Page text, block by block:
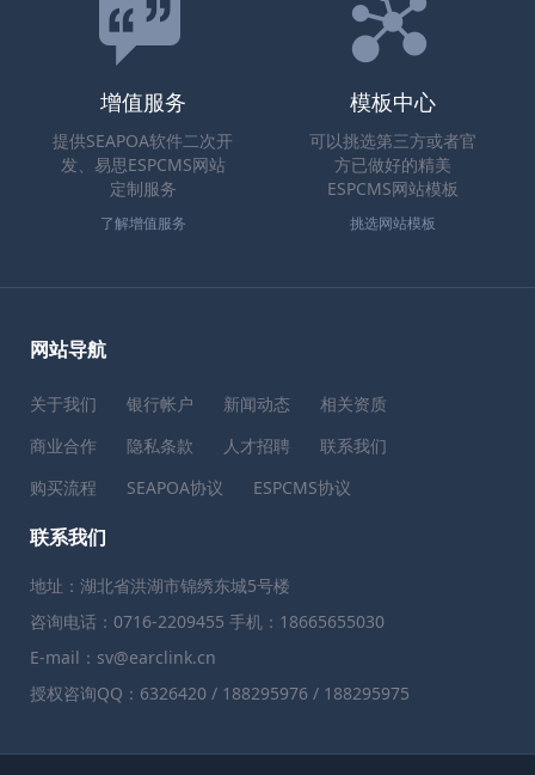
增值服务
提供SEAPOA软件二次开
发、易思ESPCMS网站
定制服务
了解增值服务
模板中心
可以挑选第三方或者官
方已做好的精美
ESPCMS网站模板
挑选网站模板
网站导航
关于我们 银行帐户 新闻动态
相关资质
商业合作
隐私条款 人才招聘
联系我们
购买流程
SEAPOA协议 ESPCMS协议
联系我们
地址：湖北省洪湖市锦绣东城5号楼
咨询电话：0716-2209455 手机：18665655030
E-mail：sv@earclink.cn
授权咨询QQ：6326420 / 188295976 / 188295975